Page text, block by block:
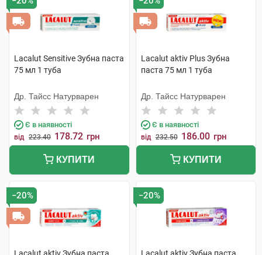
Lacalut Sensitive Зубна паста
75 мл 1 туба
Др. Тайсс Натурварен
Є в наявності
від 223.40 178.72 грн
КУПИТИ
Lacalut aktiv Plus Зубна
паста 75 мл 1 туба
Др. Тайсс Натурварен
Є в наявності
від 232.50 186.00 грн
КУПИТИ
−20% −20%